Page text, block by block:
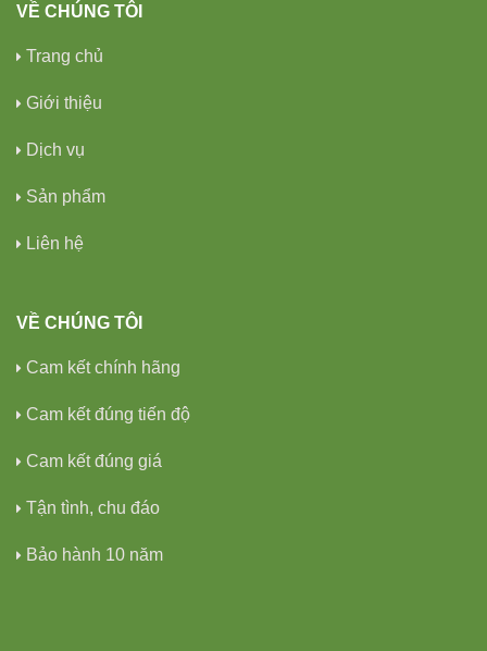
VỀ CHÚNG TÔI
Trang chủ
Giới thiệu
Dịch vụ
Sản phẩm
Liên hệ
VỀ CHÚNG TÔI
Cam kết chính hãng
Cam kết đúng tiến độ
Cam kết đúng giá
Tận tình, chu đáo
Bảo hành 10 năm